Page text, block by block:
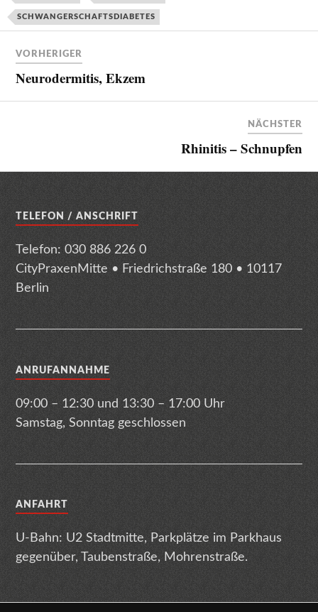
SCHWANGERSCHAFTSDIABETES
VORHERIGER
Neurodermitis, Ekzem
NÄCHSTER
Rhinitis – Schnupfen
TELEFON / ANSCHRIFT
Telefon: 030 886 226 0
CityPraxenMitte • Friedrichstraße 180 • 10117
Berlin
ANRUFANNAHME
09:00 – 12:30 und 13:30 – 17:00 Uhr
Samstag, Sonntag geschlossen
ANFAHRT
U-Bahn: U2 Stadtmitte, Parkplätze im Parkhaus
gegenüber, Taubenstraße, Mohrenstraße.